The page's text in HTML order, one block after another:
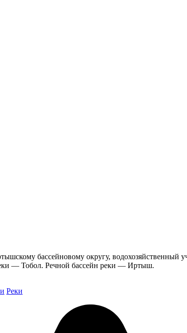
бассейновому округу, водохозяйственный
— Тобол. Речной бассейн реки — Иртыш.
Реки